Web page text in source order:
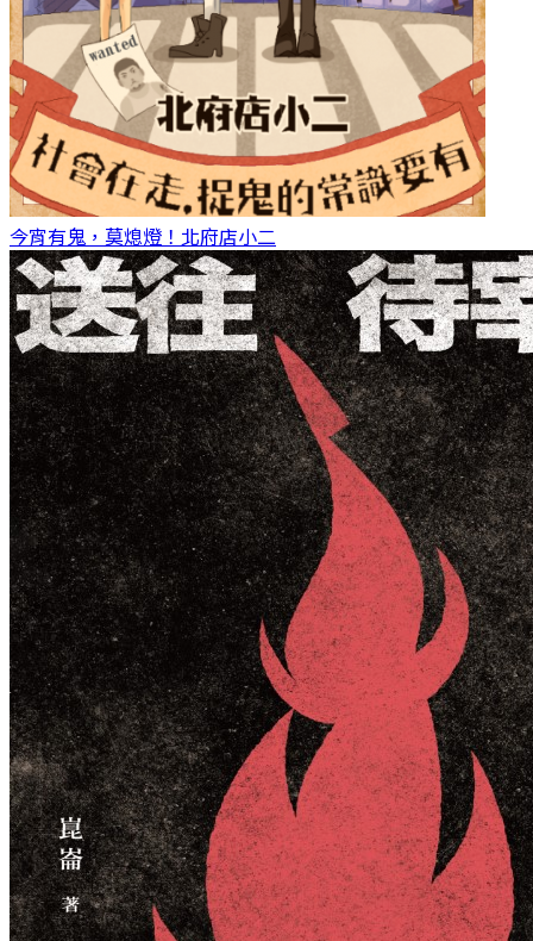
今宵有鬼，莫熄燈！ 北府店小二